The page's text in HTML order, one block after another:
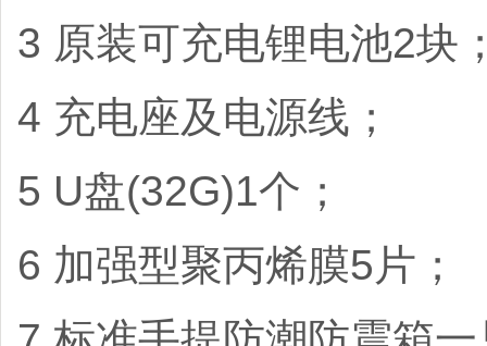
3 原装可充电锂电池2块
4 充电座及电源线；
5 U盘(32G)1个；
6 加强型聚丙烯膜5片；